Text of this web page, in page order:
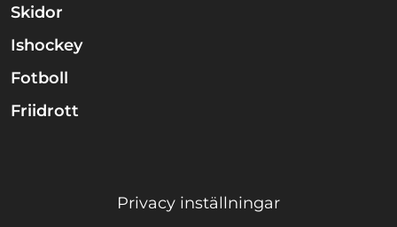
Skidor
Ishockey
Fotboll
Friidrott
Privacy inställningar